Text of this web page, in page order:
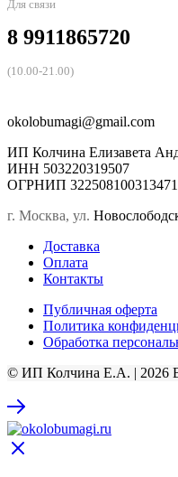
Для связи
8 9911865720
(10.00-21.00)
okolobumagi@gmail.com
ИП Колчина Елизавета
ИНН 503220319507
ОГРНИП 322508100313471
г. Москва, ул.
Доставка
Оплата
Контакты
Публичная оферта
Политика
Обработка
© ИП Колчина Е.А. | 2026